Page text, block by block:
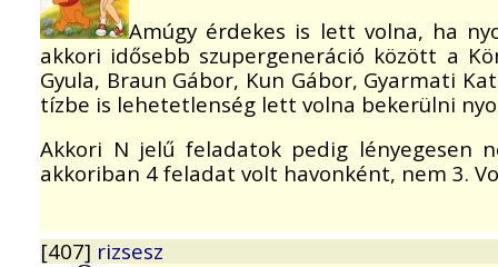
Amúgy érdekes is lett volna, ha
akkori idősebb szupergeneráció között a
Gyula, Braun Gábor, Kun Gábor, Gyarmati
tízbe is lehetetlenség lett volna bekerülni
Akkori N jelű feladatok pedig lényegesen
akkoriban 4 feladat volt havonként, nem 3.
[407] rizsesz